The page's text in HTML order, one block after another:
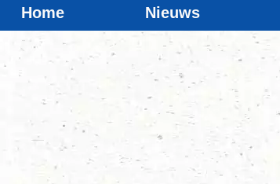
Home Nieuws